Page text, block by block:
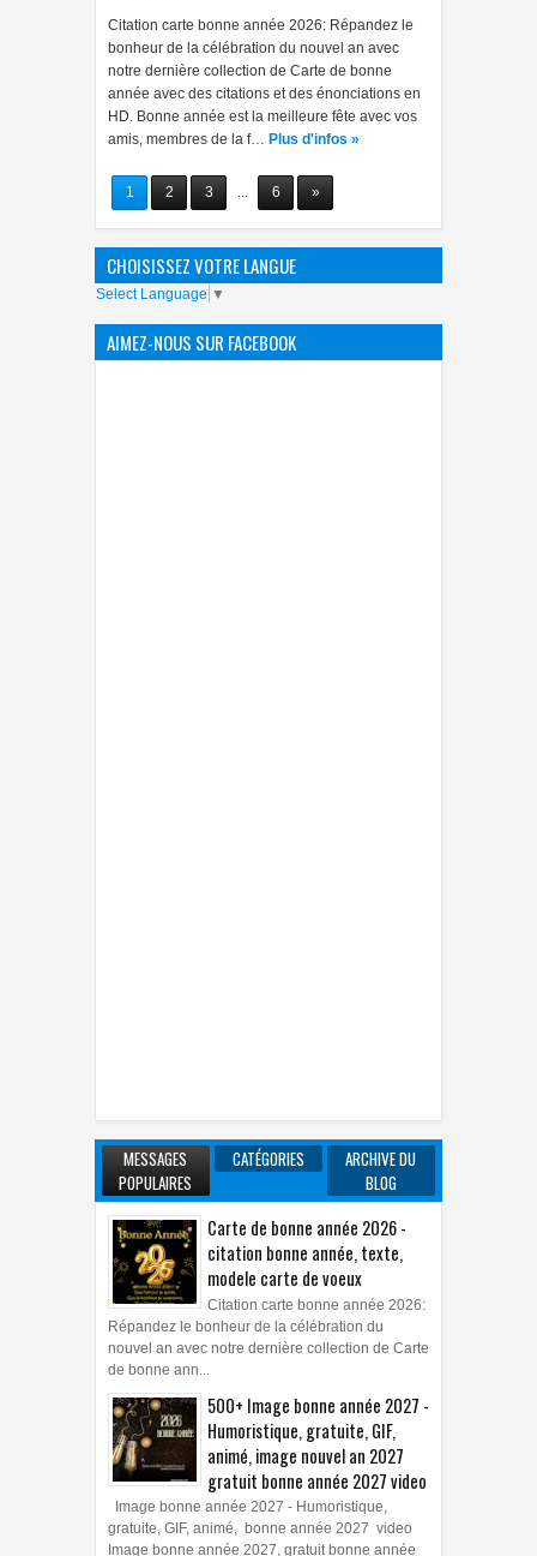
Citation carte bonne année 2026: Répandez le
bonheur de la célébration du nouvel an avec
notre dernière collection de Carte de bonne
année avec des citations et des énonciations en
HD. Bonne année est la meilleure fête avec vos
amis, membres de la f… Plus d'infos »
1 2 3 ... 6 »
CHOISISSEZ VOTRE LANGUE
Select Language ▼
AIMEZ-NOUS SUR FACEBOOK
MESSAGES
POPULAIRES
CATÉGORIES
ARCHIVE DU
BLOG
Carte de bonne année 2026 -
citation bonne année, texte,
modele carte de voeux
Citation carte bonne année 2026:
Répandez le bonheur de la célébration du
nouvel an avec notre dernière collection de Carte
de bonne ann...
500+ Image bonne année 2027 -
Humoristique, gratuite, GIF,
animé, image nouvel an 2027
gratuit bonne année 2027 video
Image bonne année 2027 - Humoristique,
gratuite, GIF, animé, bonne année 2027 video
Image bonne année 2027, gratuit bonne année